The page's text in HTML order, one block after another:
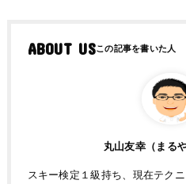
ABOUT US
丸山友幸（まる
スキー検定１級持ち、現在テク